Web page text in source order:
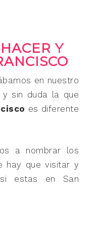
Y
en nuestro
sin duda la que
es diferente
a nombrar los
hay que visitar y
estas en San